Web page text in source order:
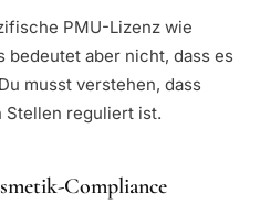
PMU-Lizenz wie
bedeutet aber nicht, dass es
musst verstehen, dass
Stellen reguliert ist.
Compliance